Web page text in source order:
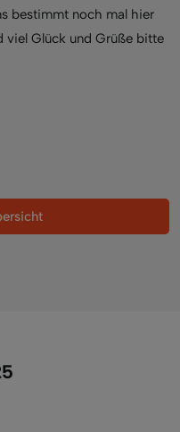
bestimmt noch mal hier
viel Glück und Grüße bitte